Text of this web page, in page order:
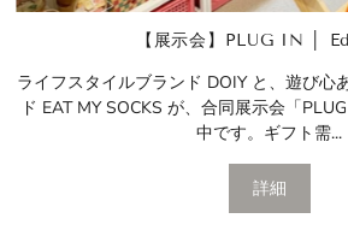
【展示会】PLUG IN │
ライフスタイルブランド DOIY と、遊び心
ド EAT MY SOCKS が、合同展示会「
中です。ギフト需...
詳細